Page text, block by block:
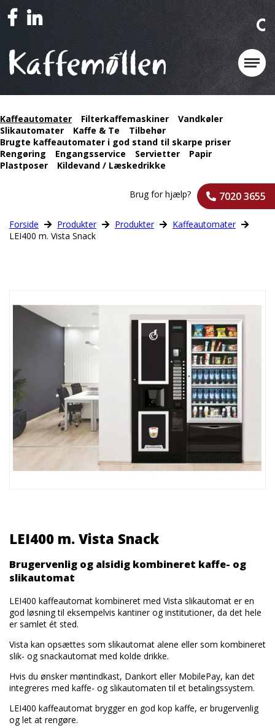
Kaffeautomater Filterkaffemaskiner
Vandkøler
Slikautomater
Kaffe & Te
Tilbehør
Brugte kaffeautomater i god stand til skarpe priser
Rengøring
Engangsservice Servietter
Papir
Plastposer
Kildevand / Læskedrikke
Brug for hjælp? 7020 3655
Forside Produkter Produkter
Kaffeautomater
LEI400 m. Vista Snack
LEI400 m. Vista Snack
Brugervenlig og alsidig kombineret kaffe- og
slikautomat
LEI400 kaffeautomat kombineret med Vista slikautomat er en
god løsning til eksempelvis kantiner og institutioner, da det hele
er samlet ét sted.
Vista kan opsættes som slikautomat alene eller som kombineret
slik- og snackautomat med kolde drikke.
Hvis du ønsker møntindkast, Dankort eller MobilePay, kan det
integreres med kaffe- og slikautomaten til et betalingssystem.
LEI400 kaffeautomat brygger en god kop kaffe, er brugervenlig
og let at rengøre.